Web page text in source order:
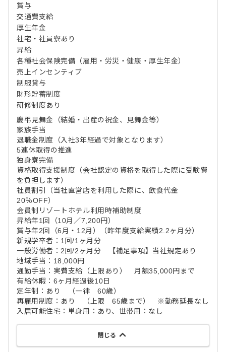
賞与
交通費支給
厚生年金
社宅・社員寮あり
昇給
各種社会保険完備（雇用・労災・健康・厚生年金）
売上インセンティブ
制服貸与
財形貯蓄制度
研修制度あり
慶弔見舞金（結婚・出産の祝金、見舞金等）
家族手当
退職金制度（入社3年経過で対象となります）
5連休取得の推進
独身寮完備
資格取得支援制度（会社認定の資格を取得した際に受験費
を負担します）
社員割引（当社直営店を利用した際に、飲食代金
20％OFF）
会員制リゾートホテル利用時補助制度
昇給年1回（10月／7,200円）
賞与年2回（6月・12月）（昨年度支給実績2.2ヶ月分）
新規学卒者：1回/1ヶ月分
一般労働者：2回/2ヶ月分 【補足事項】当社規定あり
地域手当：18,000円
通勤手当：実費支給（上限あり） 月額35,000円まで
有給休暇：6ヶ月経過後10日
定年制：あり （一律 60歳）
再雇用制度：あり （上限 65歳まで） ※勤務延長なし
入居可能住宅：単身用：あり、世帯用：なし
閉じる